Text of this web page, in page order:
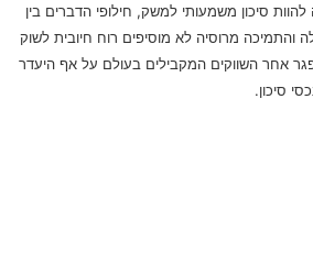
סיכון משמעותי למשק, חילופי הדברים בין
והתמיכה מרוסיה לא מוסיפים רוח חיובית לשוק
אחר השווקים המקבילים בעולם על אף היעדר
סיכון.